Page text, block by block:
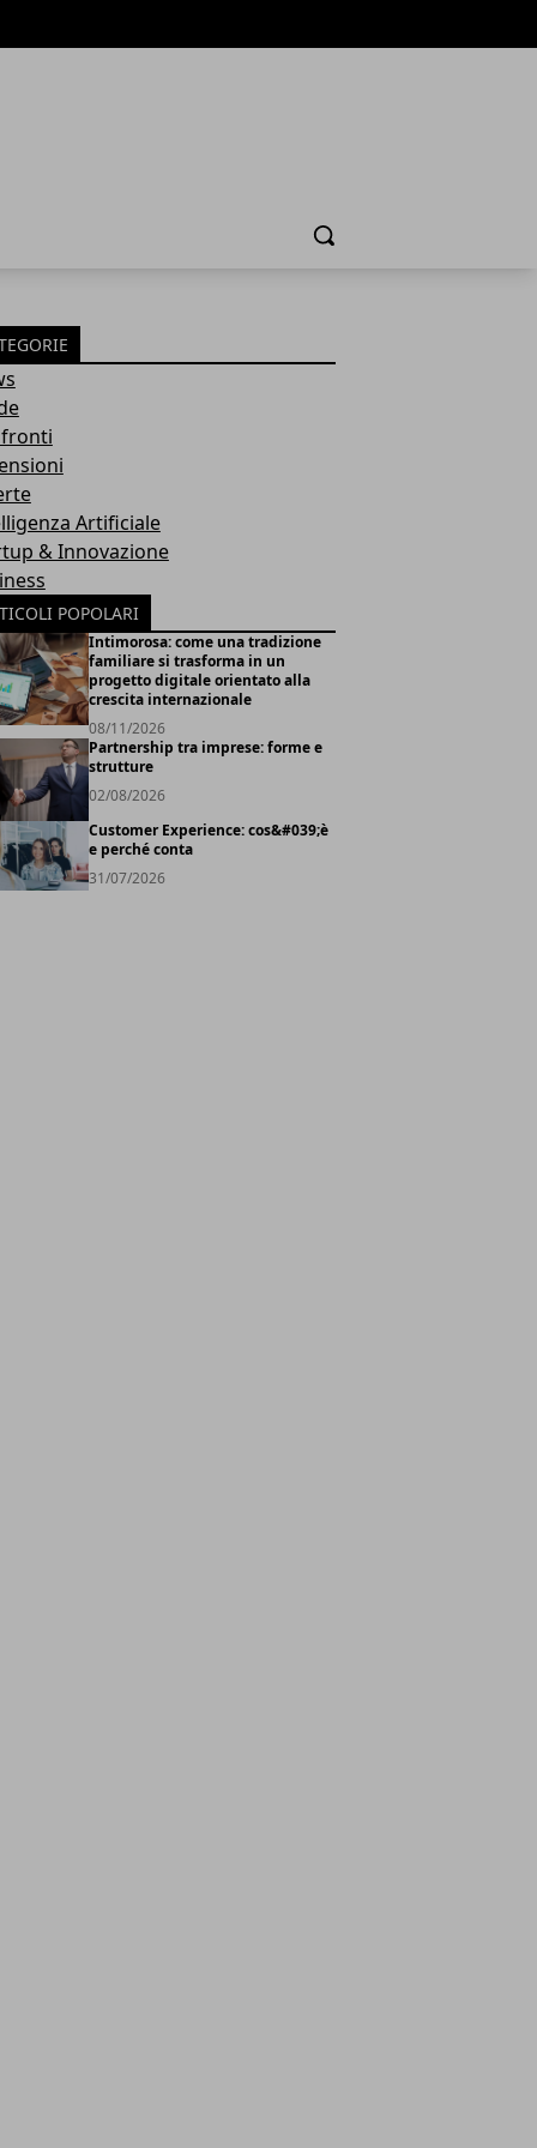
Cerca
Artificiale
& Innovazione
POPOLARI
Intimorosa: come una tradizione
familiare si trasforma in un
progetto digitale orientato alla
crescita internazionale
08/11/2026
Partnership tra imprese: forme e
strutture
02/08/2026
Customer Experience: cos&#039;è
e perché conta
31/07/2026